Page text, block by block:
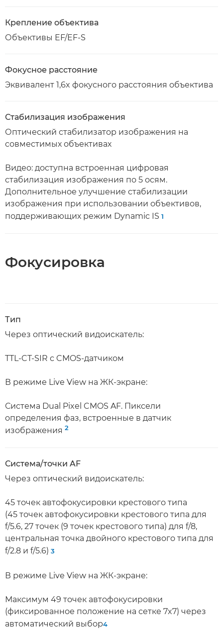
Крепление объектива
Объективы EF/EF-S
Фокусное расстояние
Эквивалент 1,6x фокусного расстояния объектива
Стабилизация изображения
Оптический стабилизатор изображения на
совместимых объективах
Видео: доступна встроенная цифровая
стабилизация изображения по 5 осям.
Дополнительное улучшение стабилизации
изображения при использовании объективов,
поддерживающих режим Dynamic IS 1
Фокусировка
Тип
Через оптический видоискатель:
TTL-CT-SIR с CMOS-датчиком
В режиме Live View на ЖК-экране:
Система Dual Pixel CMOS AF. Пиксели
определения фаз, встроенные в датчик
изображения 2
Система/точки AF
Через оптический видоискатель:
45 точек автофокусировки крестового типа
(45 точек автофокусировки крестового типа для
f/5.6, 27 точек (9 точек крестового типа) для f/8,
центральная точка двойного крестового типа для
f/2.8 и f/5.6) 3
В режиме Live View на ЖК-экране:
Максимум 49 точек автофокусировки
(фиксированное положение на сетке 7x7) через
автоматический выбор4